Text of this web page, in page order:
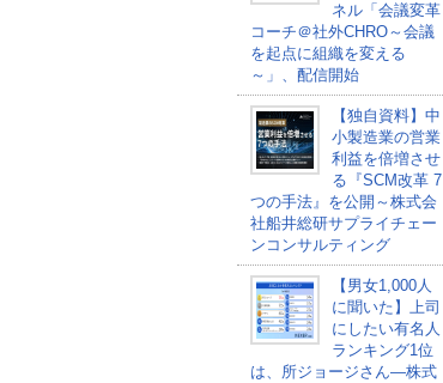
ネル「会議変革
コーチ＠社外CHRO～会議
を起点に組織を変える
～」、配信開始
【独自資料】中
小製造業の営業
利益を倍増させ
る『SCM改革 7
つの手法』を公開～株式会
社船井総研サプライチェー
ンコンサルティング
【男女1,000人
に聞いた】上司
にしたい有名人
ランキング1位
は、所ジョージさん―株式